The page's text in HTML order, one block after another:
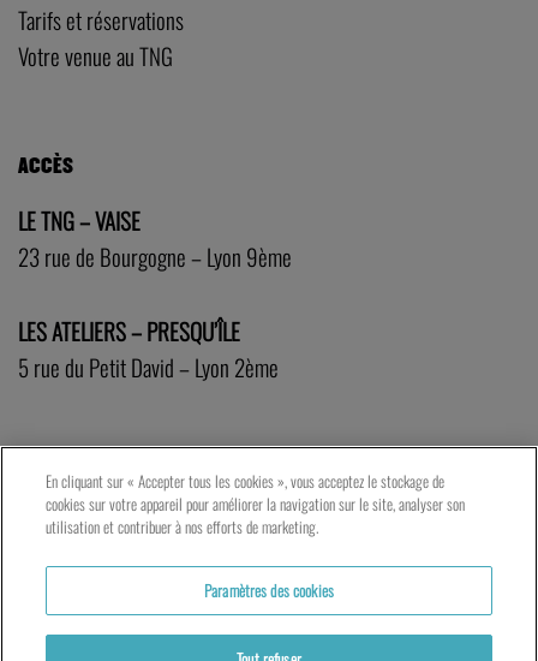
Tarifs et réservations
Votre venue au TNG
ACCÈS
LE TNG – VAISE
23 rue de Bourgogne – Lyon 9ème
LES ATELIERS – PRESQU’ÎLE
5 rue du Petit David – Lyon 2ème
En cliquant sur « Accepter tous les cookies », vous acceptez le stockage de
cookies sur votre appareil pour améliorer la navigation sur le site, analyser son
utilisation et contribuer à nos efforts de marketing.
Paramètres des cookies